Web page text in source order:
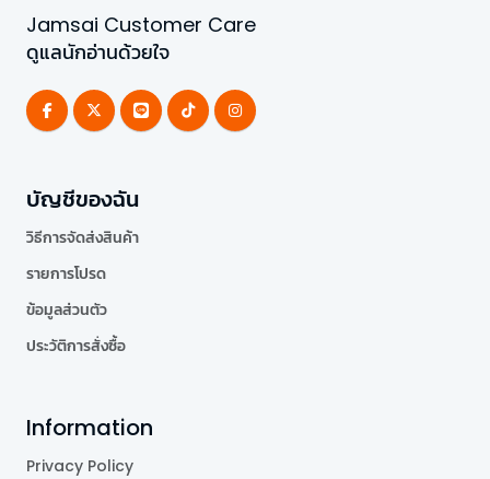
Jamsai Customer Care
ดูแลนักอ่านด้วยใจ
บัญชีของฉัน
วิธีการจัดส่งสินค้า
รายการโปรด
ข้อมูลส่วนตัว
ประวัติการสั่งซื้อ
Information
Privacy Policy